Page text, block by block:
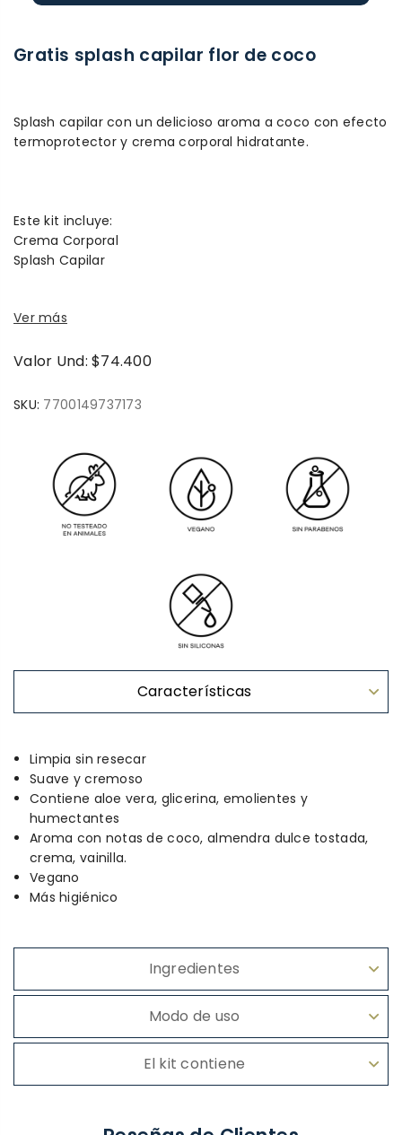
Gratis splash capilar flor de coco
Splash capilar con un delicioso aroma a coco con efecto
termoprotector y crema corporal hidratante.
Este kit incluye:
Crema Corporal
Splash Capilar
Ver más
Valor Und: $74.400
SKU: 7700149737173
Características
Limpia sin resecar
Suave y cremoso
Contiene aloe vera, glicerina, emolientes y
humectantes
Aroma con notas de coco, almendra dulce tostada,
crema, vainilla.
Vegano
Más higiénico
Ingredientes
Modo de uso
El kit contiene